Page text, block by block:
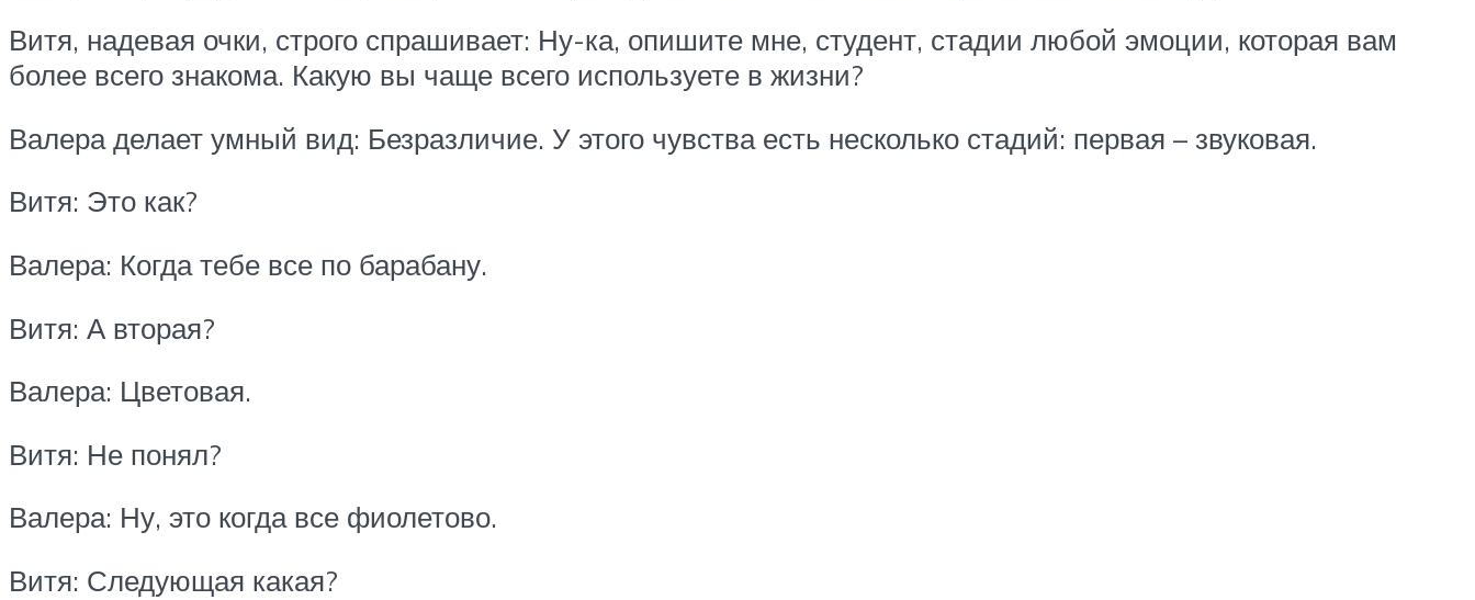
Витя, надевая очки, строго спрашивает: Ну-ка, опишите мне, студент, стадии любой эмоции, которая вам
более всего знакома. Какую вы чаще всего используете в жизни?
Валера делает умный вид: Безразличие. У этого чувства есть несколько стадий: первая – звуковая.
Витя: Это как?
Валера: Когда тебе все по барабану.
Витя: А вторая?
Валера: Цветовая.
Витя: Не понял?
Валера: Ну, это когда все фиолетово.
Витя: Следующая какая?